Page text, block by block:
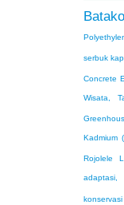
Batako
serbuk
Concrete
Wisata,
Kadmium
Rojolele
adaptasi,
konservasi